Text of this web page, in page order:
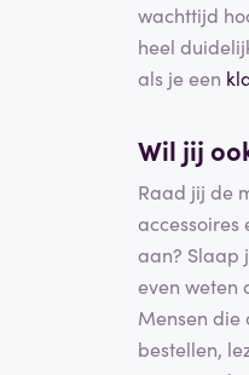
wachttijd
heel
als je een
Wil jij
Raad jij de
accessoires
aan? Slaap
even weten
Mensen die
bestellen,